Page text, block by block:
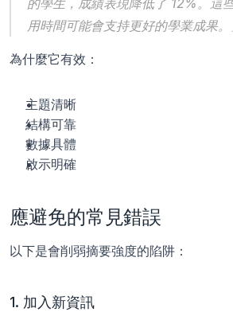
的學生，成績表現降低了 12%。這
用時間可能會支持更好的學業成果。
為什麼它有效：
主題清晰
結構可靠
數據具體
啟示明確
應避免的常見錯誤
以下是會削弱摘要強度的陷阱：
1. 加入新資訊